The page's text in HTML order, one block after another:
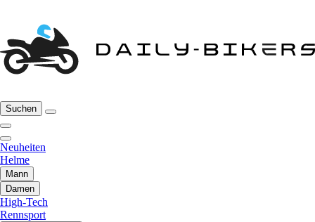
Suchen
Neuheiten
Helme
Mann
Damen
High-Tech
Rennsport